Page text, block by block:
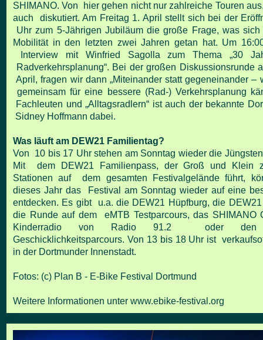
SHIMANO. Von hier gehen nicht nur zahlreiche Touren
auch diskutiert. Am Freitag 1. April stellt sich bei der
Uhr zum 5-Jährigen Jubiläum die große Frage, was
Mobilität in den letzten zwei Jahren getan hat. Um
Interview mit Winfried Sagolla zum Thema „30
Radverkehrsplanung“. Bei der großen Diskussionsrunde
April, fragen wir dann „Miteinander statt gegeneinander –
gemeinsam für eine bessere (Rad-) Verkehrsplanung
Fachleuten und „Alltagsradlern“ ist auch der bekannte
Sidney Hoffmann dabei.
Was läuft am DEW21 Familientag?
Von 10 bis 17 Uhr stehen am Sonntag wieder die
Mit dem DEW21 Familienpass, der Groß und Klein
Stationen auf dem gesamten Festivalgelände führt,
dieses Jahr das Festival am Sonntag wieder auf eine
entdecken. Es gibt u.a. die DEW21 Hüpfburg, die
die Runde auf dem eMTB Testparcours, das SHIMANO
Kinderradio von Radio 91.2 oder den
Geschicklichkeitsparcours. Von 13 bis 18 Uhr ist
in der Dortmunder Innenstadt.
Fotos: (c) Plan B - E-Bike Festival Dortmund
Weitere Informationen unter www.ebike-festival.org